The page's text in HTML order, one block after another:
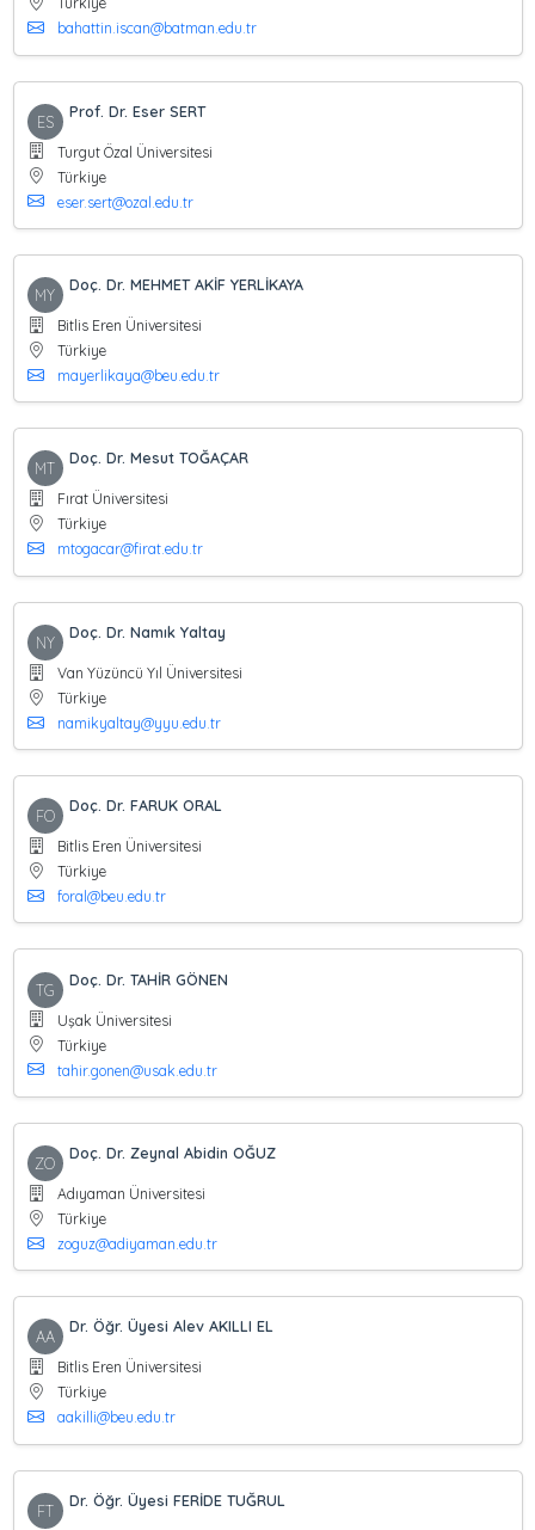
bahattin.iscan@batman.edu.tr
ES
Prof. Dr. Eser SERT
Turgut Özal Üniversitesi
Türkiye
eser.sert@ozal.edu.tr
MY
Doç. Dr. MEHMET AKİF YERLİKAYA
Bitlis Eren Üniversitesi
Türkiye
mayerlikaya@beu.edu.tr
MT
Doç. Dr. Mesut TOĞAÇAR
Fırat Üniversitesi
Türkiye
mtogacar@firat.edu.tr
NY
Doç. Dr. Namık Yaltay
Van Yüzüncü Yıl Üniversitesi
Türkiye
namikyaltay@yyu.edu.tr
FO
Doç. Dr. FARUK ORAL
Bitlis Eren Üniversitesi
Türkiye
foral@beu.edu.tr
TG
Doç. Dr. TAHİR GÖNEN
Uşak Üniversitesi
Türkiye
tahir.gonen@usak.edu.tr
ZO
Doç. Dr. Zeynal Abidin OĞUZ
Adıyaman Üniversitesi
Türkiye
zoguz@adiyaman.edu.tr
AA
Dr. Öğr. Üyesi Alev AKILLI EL
Bitlis Eren Üniversitesi
Türkiye
aakilli@beu.edu.tr
FT
Dr. Öğr. Üyesi FERİDE TUĞRUL